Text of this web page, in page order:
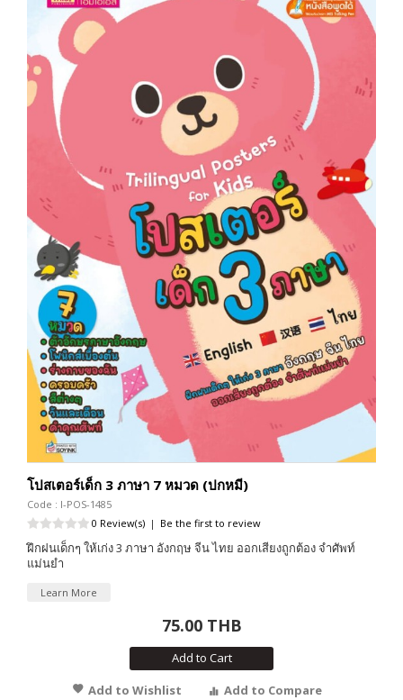
โปสเตอร์เด็ก 3 ภาษา 7 หมวด (ปกหมี)
Code : I-POS-1485
0 Review(s) | Be the first to review
ฝึกฝนเด็กๆ ให้เก่ง 3 ภาษา อังกฤษ จีน ไทย ออกเสียงถูกต้อง จำศัพท์
แม่นยำ
Learn More
75.00 THB
Add to Cart
Add to Wishlist
Add to Compare